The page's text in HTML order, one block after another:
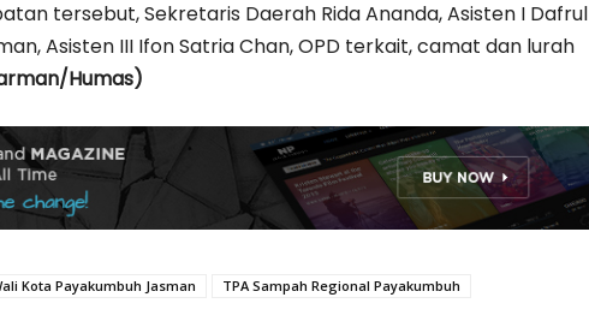
tersebut, Sekretaris Daerah Rida Ananda, Asisten I Dafrul
Asisten III Ifon Satria Chan, OPD terkait, camat dan lurah
Humas)
Kota Payakumbuh Jasman TPA Sampah Regional Payakumbuh